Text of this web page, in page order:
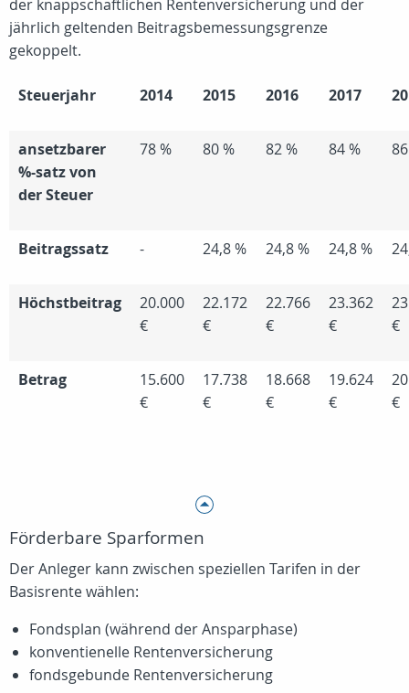
der knappschaftlichen Rentenversicherung und der
jährlich geltenden Beitragsbemessungsgrenze
gekoppelt.
Steuerjahr 2014 2015 2016 2017
ansetzbarer
%-satz von
der Steuer
78 % 80 % 82 % 84 %
Beitragssatz - 24,8 % 24,8 % 24,8 %
Höchstbeitrag
20.000
€
22.172
€
22.766
€
23.362
€
€
Betrag
15.600
€
17.738
€
18.668
€
19.624
€
€
Förderbare Sparformen
Der Anleger kann zwischen speziellen Tarifen in der
Basisrente wählen:
Fondsplan (während der Ansparphase)
konventienelle Rentenversicherung
fondsgebunde Rentenversicherung